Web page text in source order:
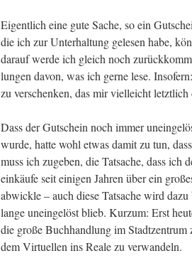
Eigent­lich eine gute Sache, so ein
die ich zur Unter­hal­tung gele­sen habe,
dar­auf wer­de ich gleich noch
lun­gen davon, was ich ger­ne lese.
zu ver­schen­ken, das mir viel­leicht
Dass der Gut­schein noch immer
wur­de, hat­te wohl etwas damit zu tun,
muss ich zuge­ben, die Tat­sa­che, dass
ein­käu­fe seit eini­gen Jah­ren über ein
abwick­le – auch die­se Tat­sa­che wird
lan­ge unein­ge­löst blieb. Kurz­um: Erst
die gro­ße Buch­hand­lung im Stadt­zen­trum
dem Vir­tu­el­len ins Rea­le zu verwandeln.